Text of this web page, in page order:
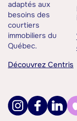
adaptés aux
besoins des
courtiers
immobiliers du
Québec.
Découvrez Centris